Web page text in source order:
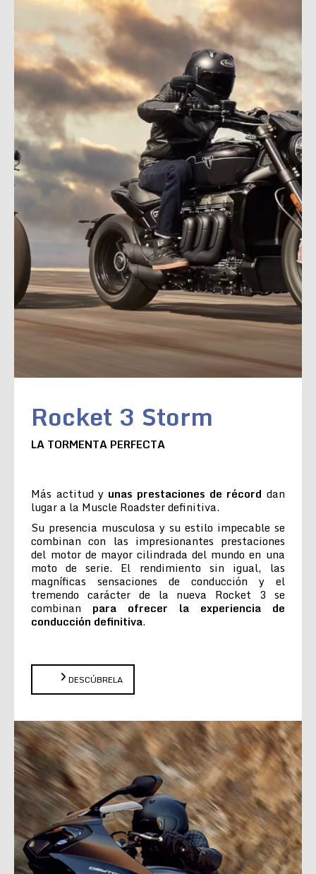
Rocket 3 Storm
LA TORMENTA PERFECTA
Más actitud y unas prestaciones de récord dan
lugar a la Muscle Roadster definitiva.
Su presencia musculosa y su estilo impecable se
combinan con las impresionantes prestaciones
del motor de mayor cilindrada del mundo en una
moto de serie. El rendimiento sin igual, las
magníficas sensaciones de conducción y el
tremendo carácter de la nueva Rocket 3 se
combinan para ofrecer la experiencia de
conducción definitiva.
DESCÚBRELA